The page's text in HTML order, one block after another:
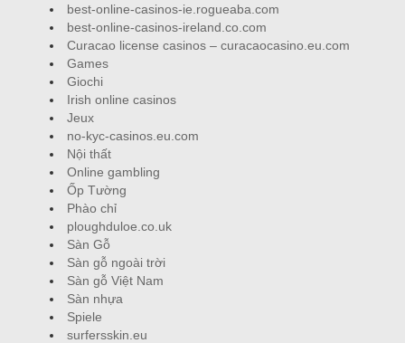
best-online-casinos-ie.rogueaba.com
best-online-casinos-ireland.co.com
Curacao license casinos – curacaocasino.eu.com
Games
Giochi
Irish online casinos
Jeux
no-kyc-casinos.eu.com
Nội thất
Online gambling
Ốp Tường
Phào chỉ
ploughduloe.co.uk
Sàn Gỗ
Sàn gỗ ngoài trời
Sàn gỗ Việt Nam
Sàn nhựa
Spiele
surfersskin.eu